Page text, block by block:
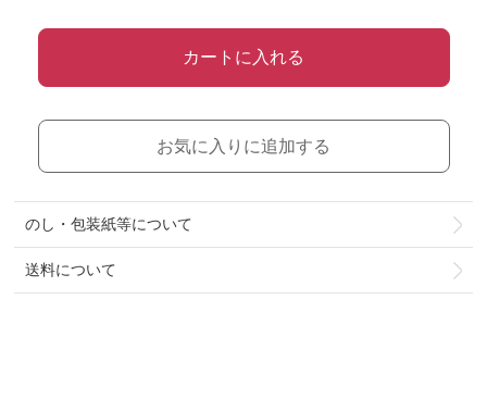
カートに入れる
お気に入りに追加する
のし・包装紙等について
送料について